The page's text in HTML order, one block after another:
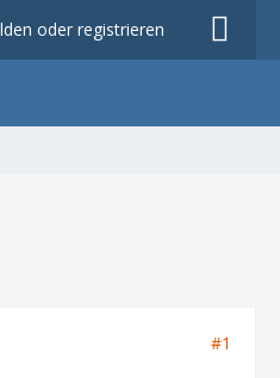
oder registrieren
#1